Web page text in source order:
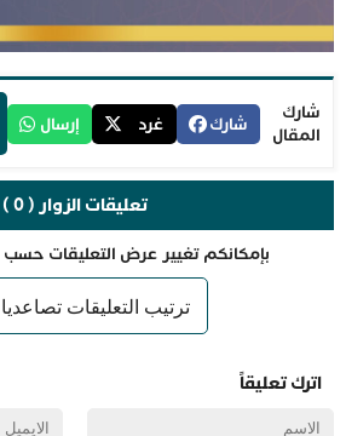
شارك
المقال
شارك غرد إرسال
تعليقات الزوار ( 0 )
بإمكانكم تغيير عرض التعليقات حسب
اترك تعليقاً